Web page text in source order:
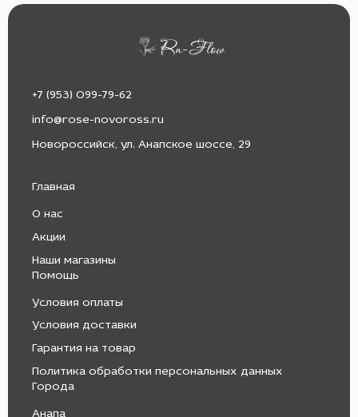
+7 (953) 099-79-62
info@rose-novoross.ru
Новороссийск, ул. Анапское шоссе, 29
Главная
О нас
Акции
Наши магазины
Помощь
Условия оплаты
Условия доставки
Гарантия на товар
Политика обработки персональных данных
Города
Анапа